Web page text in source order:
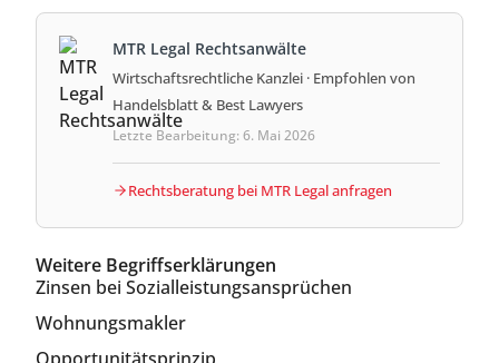
MTR Legal Rechtsanwälte
Wirtschaftsrechtliche Kanzlei · Empfohlen von
Handelsblatt & Best Lawyers
Letzte Bearbeitung: 6. Mai 2026
Rechtsberatung bei MTR Legal anfragen
Weitere Begriffserklärungen
Zinsen bei Sozialleistungsansprüchen
Wohnungsmakler